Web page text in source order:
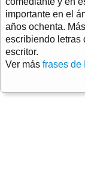
importante en el
años ochenta.
escribiendo letras
escritor.
Ver más frases de